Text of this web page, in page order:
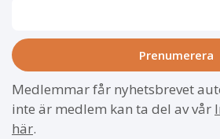
Medlemmar får nyhetsbrevet
inte är medlem kan ta del av vår
här.